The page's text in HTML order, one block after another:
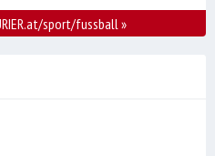
sport/fussball»